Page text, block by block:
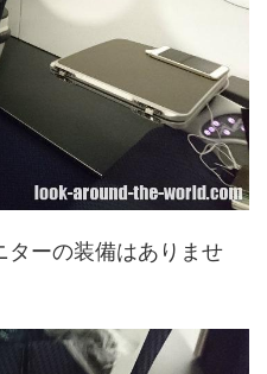
ターの装備はありませ